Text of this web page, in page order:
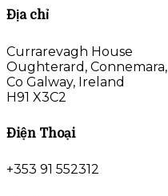
Địa chỉ
Currarevagh House
Oughterard, Connemara,
Co Galway, Ireland
H91 X3C2
Điện Thoại
+353 91 552312